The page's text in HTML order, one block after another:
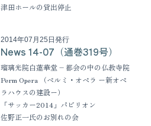
津田ホールの貸出停止
2014年07月25日発行
News 14-07（通巻319号）
瑠璃光院白蓮華堂 – 都会の中の仏教寺院
Perm Opera （ペルミ・オペラ ー新オペ
ラハウスの建設ー）
「サッカー2014」パビリオン
佐野正一氏のお別れの会